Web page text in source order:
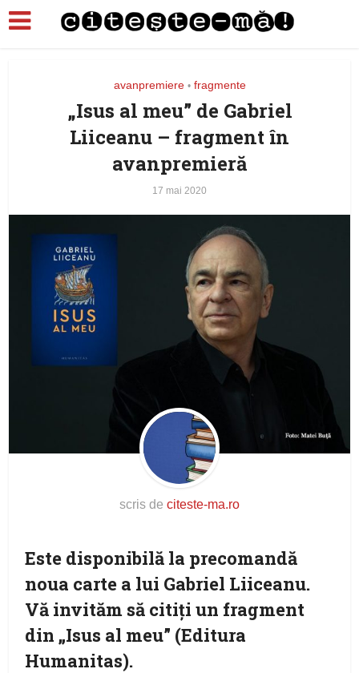
avanpremiere • fragmente
„Isus al meu” de Gabriel
Liiceanu – fragment în
avanpremieră
17 mai 2020
scris de citeste-ma.ro
Este disponibilă la precomandă
noua carte a lui Gabriel Liiceanu.
Vă invităm să citiţi un fragment
din „Isus al meu” (Editura
Humanitas).